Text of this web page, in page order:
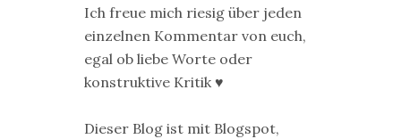
Ich freue mich riesig über jeden
einzelnen Kommentar von euch,
egal ob liebe Worte oder
konstruktive Kritik ♥
Dieser Blog ist mit Blogspot,